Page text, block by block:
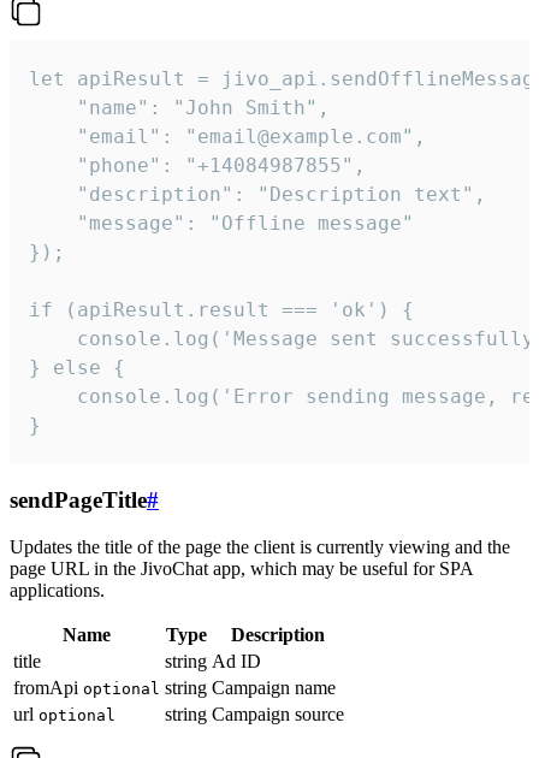
let apiResult =
    "name": "John Smith",
    "email": "email@example.com",
    "phone": "+14084987855",
    "description": "Description text",
    "message": "Offline message"
});
if (apiResult.result === 'ok') {
console.log('Message sent
} else {
console.log('Error sending message,
}
sendPageTitle#
Updates the title of the page the client is currently viewing and the
page URL in the JivoChat app, which may be useful for SPA
applications.
Name Type
Description
title
string Ad ID
fromApi optional string Campaign name
url optional string Campaign source